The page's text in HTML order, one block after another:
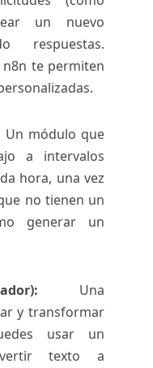
un nuevo
respuestas.
te permiten
Un módulo que
a intervalos
hora, una vez
no tienen un
generar un
Una
y transformar
usar un
texto a